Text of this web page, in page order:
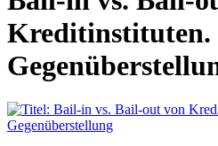
Kreditinstituten.